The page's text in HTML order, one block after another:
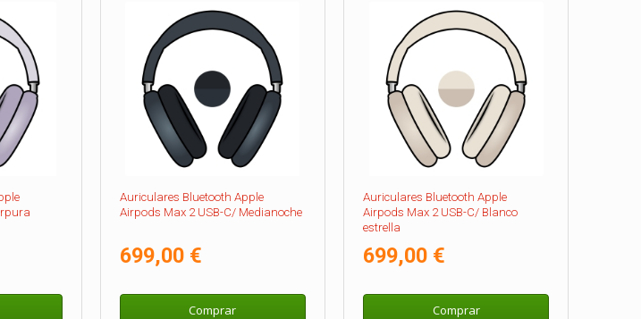
Auriculares Bluetooth Apple
Airpods Max 2 USB-C/ Medianoche
699,00 €
Comprar
Auriculares Bluetooth Apple
Airpods Max 2 USB-C/ Blanco
estrella
699,00 €
Comprar